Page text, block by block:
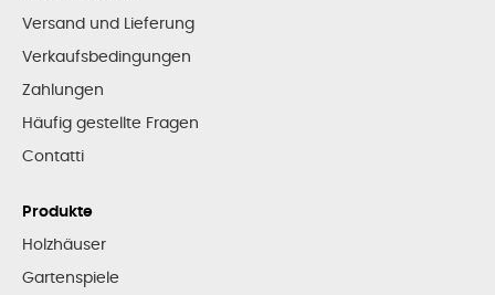
Versand und Lieferung
Verkaufsbedingungen
Zahlungen
Häufig gestellte Fragen
Contatti
Produkte
Holzhäuser
Gartenspiele